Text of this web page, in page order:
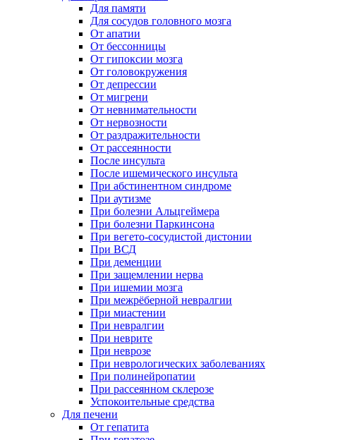
Для памяти
Для сосудов головного мозга
От апатии
От бессонницы
От гипоксии мозга
От головокружения
От депрессии
От мигрени
От невнимательности
От нервозности
От раздражительности
От рассеянности
После инсульта
После ишемического инсульта
При абстинентном синдроме
При аутизме
При болезни Альцгеймера
При болезни Паркинсона
При вегето-сосудистой дистонии
При ВСД
При деменции
При защемлении нерва
При ишемии мозга
При межрёберной невралгии
При миастении
При невралгии
При неврите
При неврозе
При неврологических заболеваниях
При полинейропатии
При рассеянном склерозе
Успокоительные средства
Для печени
От гепатита